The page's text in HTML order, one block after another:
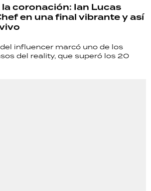
la coronación: Ian Lucas
en una final vibrante y así
influencer marcó uno de los
del reality, que superó los 20